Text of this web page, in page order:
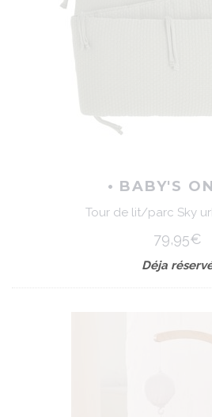
• BABY'S
Tour de lit/parc Sky
79,95€
Déja